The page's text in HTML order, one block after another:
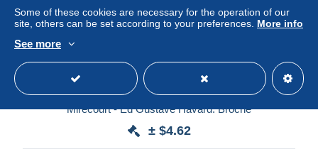
Francis WEY - Les contemporains par Eugène de
Mirecourt - Ed Gustave Havard. Broché
± $4.62
Some of these cookies are necessary for the operation of our
site, others can be set according to your preferences. More info
See more